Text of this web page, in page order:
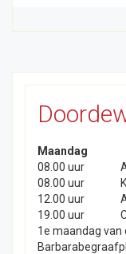
Maandag
08.00 uur
08.00 uur
12.00 uur
19.00 uur
1e maandag van